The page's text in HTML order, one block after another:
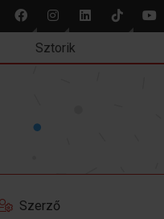
Sztorik
Szerző